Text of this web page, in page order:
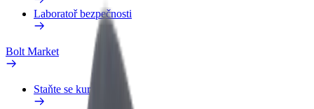
Laboratoř bezpečnosti
Bolt Market
Staňte se kurýrem